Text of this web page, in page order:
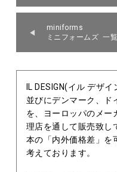
miniforms
ミニフォームズ 一
IL DESIGN(イル デザ
並びにデンマーク、ド
を、ヨーロッパのメー
理店を通して販売致し
本の「内外価格差」を
考えております。